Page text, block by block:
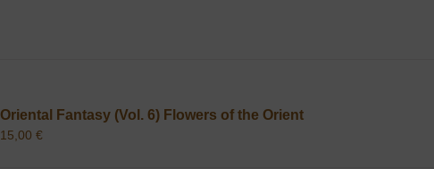
Oriental Fantasy (Vol. 6) Flowers of the Orient
15,00€